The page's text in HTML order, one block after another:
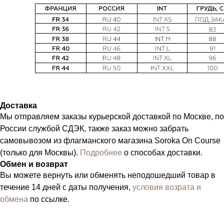
Доставка
Мы отправляем заказы курьерской доставкой по Москве, по
России службой СДЭК, также заказ можно забрать
самовывозом из флагманского магазина Soroka On Course
(только для Москвы). Подробнее о способах доставки.
Обмен и возврат
Вы можете вернуть или обменять неподошедший товар в
течение 14 дней с даты получения, условия возрата и
обмена по ссылке.